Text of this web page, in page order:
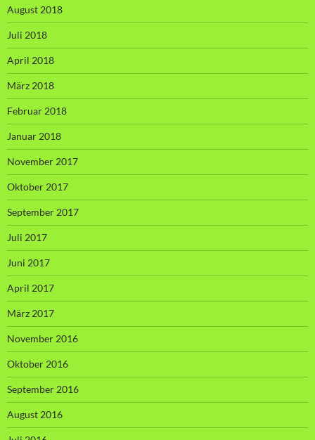
August 2018
Juli 2018
April 2018
März 2018
Februar 2018
Januar 2018
November 2017
Oktober 2017
September 2017
Juli 2017
Juni 2017
April 2017
März 2017
November 2016
Oktober 2016
September 2016
August 2016